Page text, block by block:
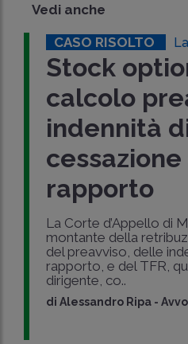
Vedi anche
CASO RISOLTO
Stock
calcolo
indennità
rapporto
La Corte d’Appello di
montante della
del preavviso, delle
rapporto, e del TFR,
dirigente, co..
diAlessandro Ripa -